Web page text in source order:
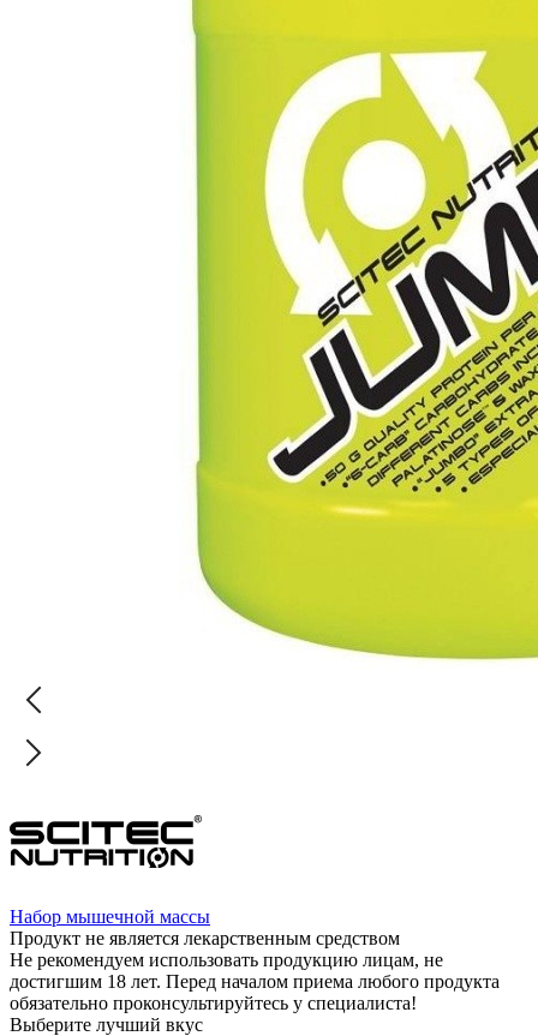
Набор мышечной массы
Продукт не является лекарственным средством
Не рекомендуем использовать продукцию лицам, не
достигшим 18 лет. Перед началом приема любого продукта
обязательно проконсультируйтесь у специалиста!
Выберите лучший вкус